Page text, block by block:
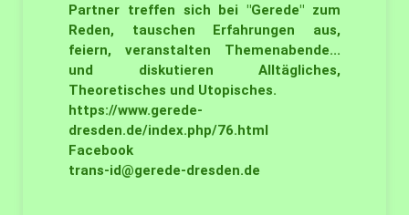
Partner treffen sich bei "Gerede" zum
Reden, tauschen Erfahrungen aus,
feiern, veranstalten Themenabende...
und diskutieren Alltägliches,
Theoretisches und Utopisches.
https://www.gerede-
dresden.de/index.php/76.html
Facebook
trans-id@gerede-dresden.de